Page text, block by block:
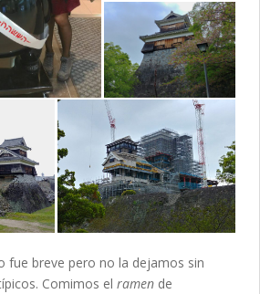
fue breve pero no la dejamos sin
Comimos el ramen de